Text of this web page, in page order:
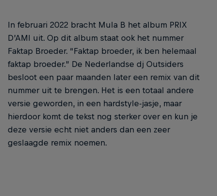
In februari 2022 bracht Mula B het album PRIX
D’AMI uit. Op dit album staat ook het nummer
Faktap Broeder. “Faktap broeder, ik ben helemaal
faktap broeder.” De Nederlandse dj Outsiders
besloot een paar maanden later een remix van dit
nummer uit te brengen. Het is een totaal andere
versie geworden, in een hardstyle-jasje, maar
hierdoor komt de tekst nog sterker over en kun je
deze versie echt niet anders dan een zeer
geslaagde remix noemen.